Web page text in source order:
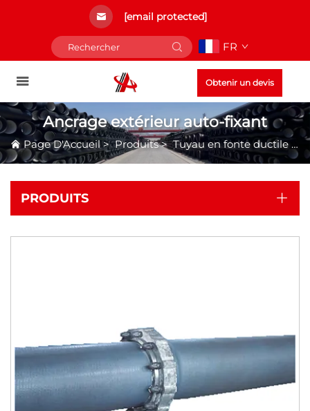
[email protected]
FR
Obtenir un devis
Ancrage extérieur auto-fixant
Page D'Accueil>Produits>Tuyau en fonte ductile auto-ancré
PRODUITS